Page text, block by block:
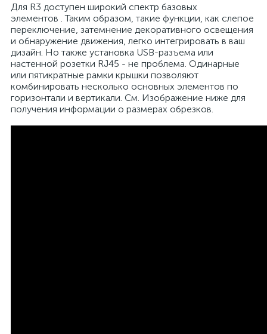
Для R3 доступен широкий спектр базовых
элементов . Таким образом, такие функции, как слепое
переключение, затемнение декоративного освещения
и обнаружение движения, легко интегрировать в ваш
дизайн. Но также установка USB-разъема или
настенной розетки RJ45 - не проблема. Одинарные
или пятикратные рамки крышки позволяют
комбинировать несколько основных элементов по
горизонтали и вертикали. См. Изображение ниже для
получения информации о размерах обрезков.